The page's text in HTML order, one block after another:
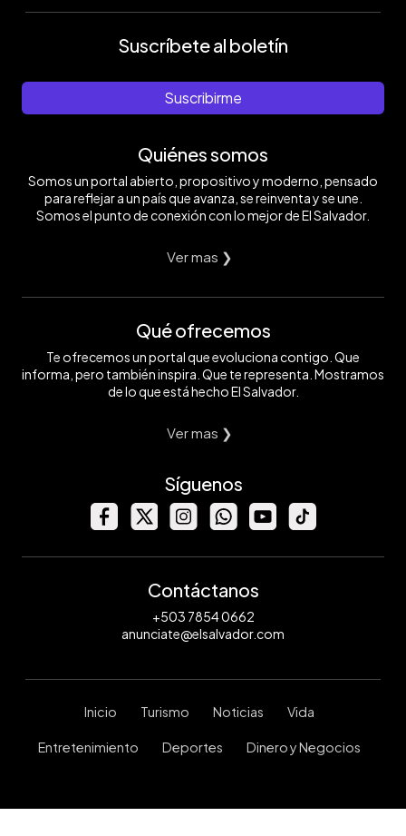
Suscríbete al boletín
Suscribirme
Quiénes somos
Somos un portal abierto, propositivo y moderno, pensado
para reflejar a un país que avanza, se reinventa y se une.
Somos el punto de conexión con lo mejor de El Salvador.
Ver mas ❯
Qué ofrecemos
Te ofrecemos un portal que evoluciona contigo. Que
informa, pero también inspira. Que te representa. Mostramos
de lo que está hecho El Salvador.
Ver mas ❯
Síguenos
Contáctanos
+503 7854 0662
anunciate@elsalvador.com
Inicio Turismo Noticias Vida
Entretenimiento Deportes Dinero y Negocios